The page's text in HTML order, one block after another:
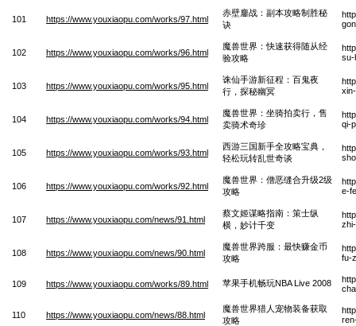
101 https://www.youxiaopu.com/works/97.html
赤壁鏖战：副本攻略制胜秘
诀
102 https://www.youxiaopu.com/works/96.html
魔兽世界：快速获得随从经
验攻略
su-
103 https://www.youxiaopu.com/works/95.html
诛仙手游新征程：百鬼夜
行，探秘幽冥
104 https://www.youxiaopu.com/works/94.html
魔兽世界：坐骑拍卖行，售
卖骑术奇珍
qi-
105 https://www.youxiaopu.com/works/93.html
西游三国新手全攻略宝典，
轻松玩转乱世奇谈
106 https://www.youxiaopu.com/works/92.html
魔兽世界：僧恶缝合升级2级
攻略
e-
107 https://www.youxiaopu.com/news/91.html
蔡文姬谋略指南：策士纵
横，妙计千变
108 https://www.youxiaopu.com/news/90.html
魔兽世界跨服：最快赚金币
攻略
fu-
109 https://www.youxiaopu.com/works/89.html 苹果手机畅玩NBA Live 2008
110 https://www.youxiaopu.com/news/88.html
魔兽世界猎人宠物装备获取
攻略